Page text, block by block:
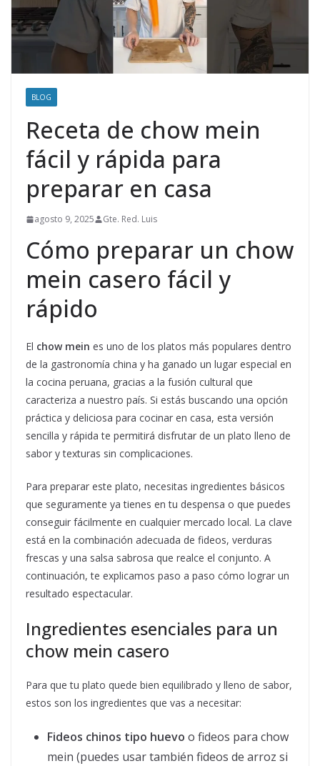
BLOG
Receta de chow mein
fácil y rápida para
preparar en casa
agosto 9, 2025 Gte. Red. Luis
Cómo preparar un chow
mein casero fácil y
rápido
El chow mein es uno de los platos más populares dentro
de la gastronomía china y ha ganado un lugar especial en
la cocina peruana, gracias a la fusión cultural que
caracteriza a nuestro país. Si estás buscando una opción
práctica y deliciosa para cocinar en casa, esta versión
sencilla y rápida te permitirá disfrutar de un plato lleno de
sabor y texturas sin complicaciones.
Para preparar este plato, necesitas ingredientes básicos
que seguramente ya tienes en tu despensa o que puedes
conseguir fácilmente en cualquier mercado local. La clave
está en la combinación adecuada de fideos, verduras
frescas y una salsa sabrosa que realce el conjunto. A
continuación, te explicamos paso a paso cómo lograr un
resultado espectacular.
Ingredientes esenciales para un
chow mein casero
Para que tu plato quede bien equilibrado y lleno de sabor,
estos son los ingredientes que vas a necesitar:
Fideos chinos tipo huevo o fideos para chow
mein (puedes usar también fideos de arroz si